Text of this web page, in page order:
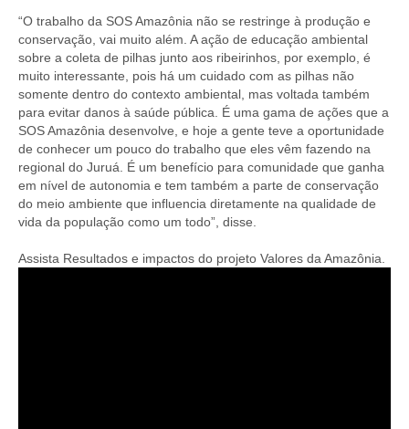
“O trabalho da SOS Amazônia não se restringe à produção e
conservação, vai muito além. A ação de educação ambiental
sobre a coleta de pilhas junto aos ribeirinhos, por exemplo, é
muito interessante, pois há um cuidado com as pilhas não
somente dentro do contexto ambiental, mas voltada também
para evitar danos à saúde pública. É uma gama de ações que a
SOS Amazônia desenvolve, e hoje a gente teve a oportunidade
de conhecer um pouco do trabalho que eles vêm fazendo na
regional do Juruá. É um benefício para comunidade que ganha
em nível de autonomia e tem também a parte de conservação
do meio ambiente que influencia diretamente na qualidade de
vida da população como um todo”, disse.
Assista Resultados e impactos do projeto Valores da Amazônia.